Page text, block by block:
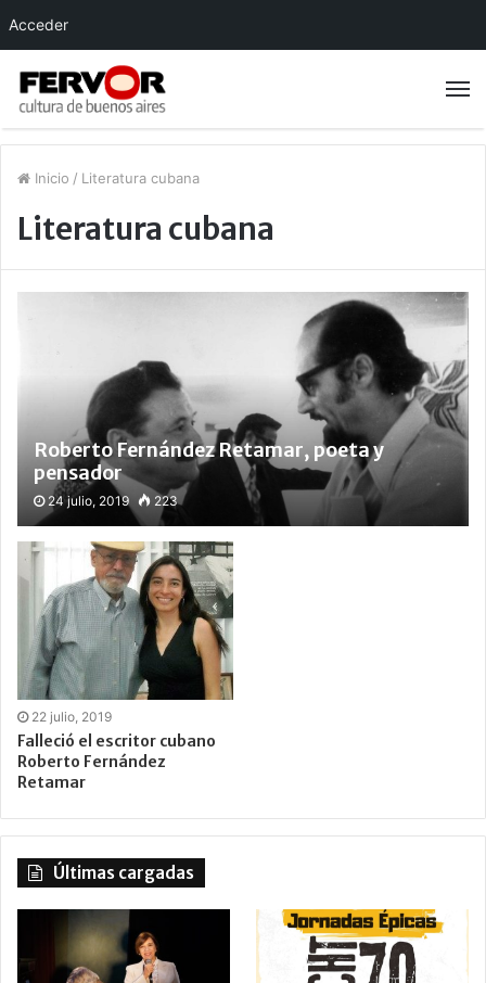
Inicio / Literatura cubana
Literatura cubana
Roberto Fernández Retamar, poeta y
pensador
24 julio, 2019 223
22 julio, 2019
Falleció el escritor cubano
Roberto Fernández
Retamar
Últimas cargadas
Acceder